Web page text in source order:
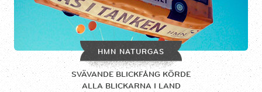
HMN NATURGAS
SVÄVANDE BLICKFÅNG KÖRDE
ALLA BLICKARNA I LAND